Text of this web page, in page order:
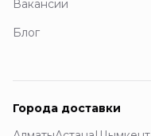
Вакансии
Блог
Города доставки